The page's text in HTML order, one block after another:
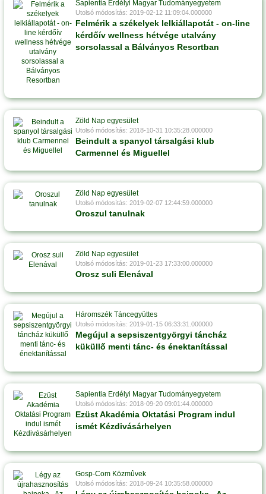
Sapientia Erdélyi Magyar Tudományegyetem
Utolsó módosítás: 2019-02-12 11:09:04.000000
Felmérik a székelyek lelkiállapotát - on-line
kérdőív wellness hétvége utalvány
sorsolassal a Bálványos Resortban
Zöld Nap egyesület
Utolsó módosítás: 2018-10-31 10:35:28.000000
Beindult a spanyol társalgási klub
Carmennel és Miguellel
Zöld Nap egyesület
Utolsó módosítás: 2019-02-07 12:44:59.000000
Oroszul tanulnak
Zöld Nap egyesület
Utolsó módosítás: 2019-01-23 17:33:00.000000
Orosz suli Elenával
Háromszék Táncegyüttes
Utolsó módosítás: 2019-01-15 06:33:31.000000
Megújul a sepsiszentgyörgyi táncház
küküllő menti tánc- és énektanítással
Sapientia Erdélyi Magyar Tudományegyetem
Utolsó módosítás: 2018-09-20 09:01:44.000000
Ezüst Akadémia Oktatási Program indul
ismét Kézdivásárhelyen
Gosp-Com Közmûvek
Utolsó módosítás: 2018-09-24 10:35:58.000000